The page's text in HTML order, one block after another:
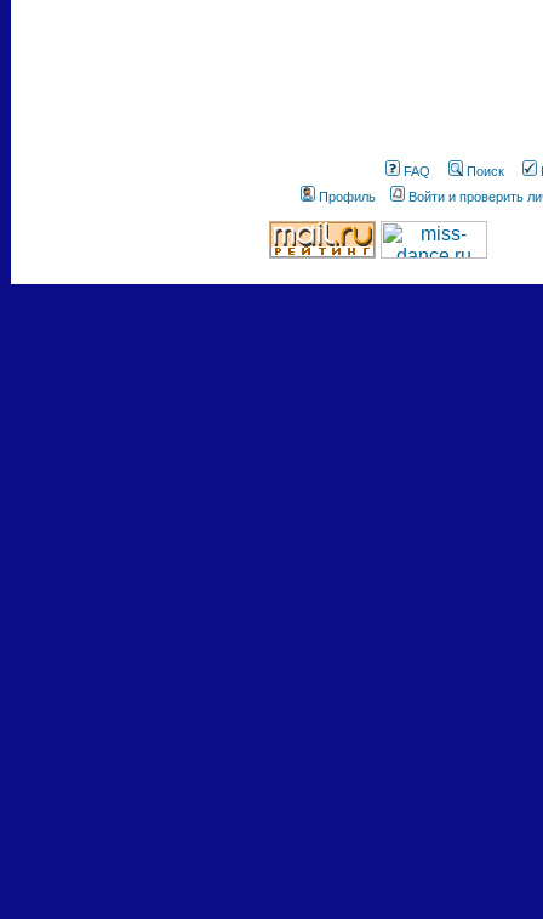
FAQ Поиск
Профиль
Войти и проверить